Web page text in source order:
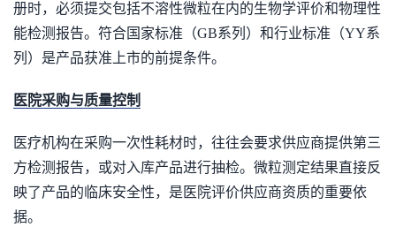
册时，必须提交包括不溶性微粒在内的生物学评价和物理性
能检测报告。符合国家标准（GB系列）和行业标准（YY系
列）是产品获准上市的前提条件。
医院采购与质量控制
医疗机构在采购一次性耗材时，往往会要求供应商提供第三
方检测报告，或对入库产品进行抽检。微粒测定结果直接反
映了产品的临床安全性，是医院评价供应商资质的重要依
据。